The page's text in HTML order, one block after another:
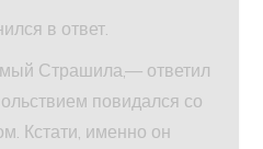
в ответ.
Страшила,— ответил
повидался со
Кстати, именно он